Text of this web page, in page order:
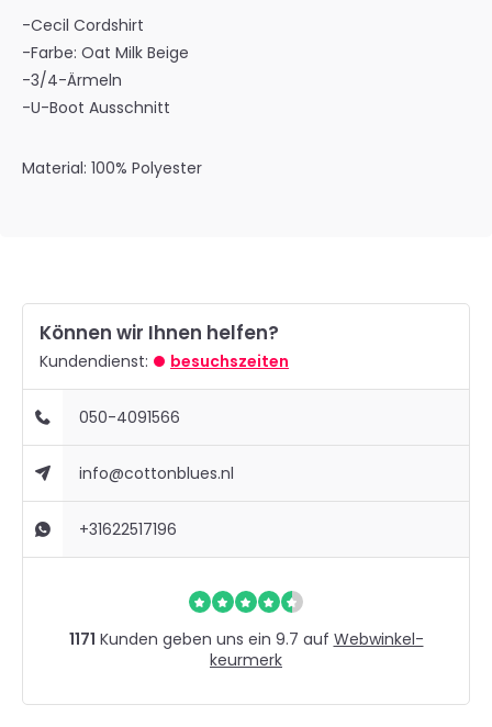
-Cecil Cordshirt
-Farbe: Oat Milk Beige
-3/4-Ärmeln
-U-Boot Ausschnitt
Material: 100% Polyester
Können wir Ihnen helfen?
Kundendienst: besuchszeiten
050-4091566
info@cottonblues.nl
+31622517196
1171 Kunden geben uns ein 9.7 auf Webwinkel-
keurmerk